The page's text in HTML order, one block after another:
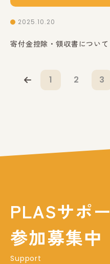
2025.10.20
寄付金控除・領収書について
1 2 3
PLASサポ
参加募集中
Support